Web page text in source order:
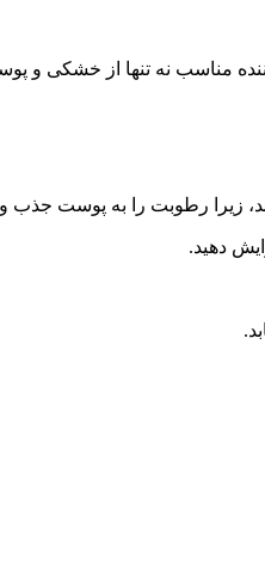
مناسب نه تنها از خشکی و
زیرا رطوبت را به پوست
دهید.